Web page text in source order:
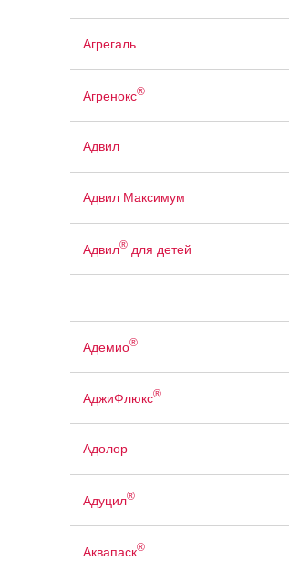
Агрегаль
Агренокс®
Адвил
Адвил Максимум
Адвил®для детей
Адемио®
АджиФлюкс®
Адолор
Адуцил®
Аквапаск®